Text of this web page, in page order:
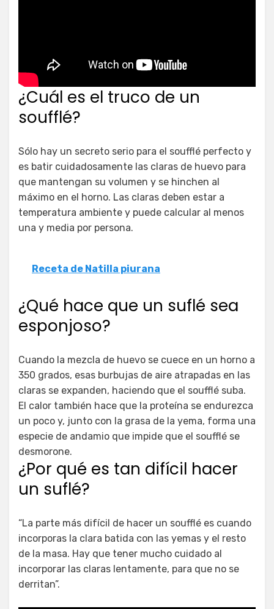
¿Cuál es el truco de un
soufflé?
Sólo hay un secreto serio para el soufflé perfecto y
es batir cuidadosamente las claras de huevo para
que mantengan su volumen y se hinchen al
máximo en el horno. Las claras deben estar a
temperatura ambiente y puede calcular al menos
una y media por persona.
Receta de Natilla piurana
¿Qué hace que un suflé sea
esponjoso?
Cuando la mezcla de huevo se cuece en un horno a
350 grados, esas burbujas de aire atrapadas en las
claras se expanden, haciendo que el soufflé suba.
El calor también hace que la proteína se endurezca
un poco y, junto con la grasa de la yema, forma una
especie de andamio que impide que el soufflé se
desmorone.
¿Por qué es tan difícil hacer
un suflé?
“La parte más difícil de hacer un soufflé es cuando
incorporas la clara batida con las yemas y el resto
de la masa. Hay que tener mucho cuidado al
incorporar las claras lentamente, para que no se
derritan”.